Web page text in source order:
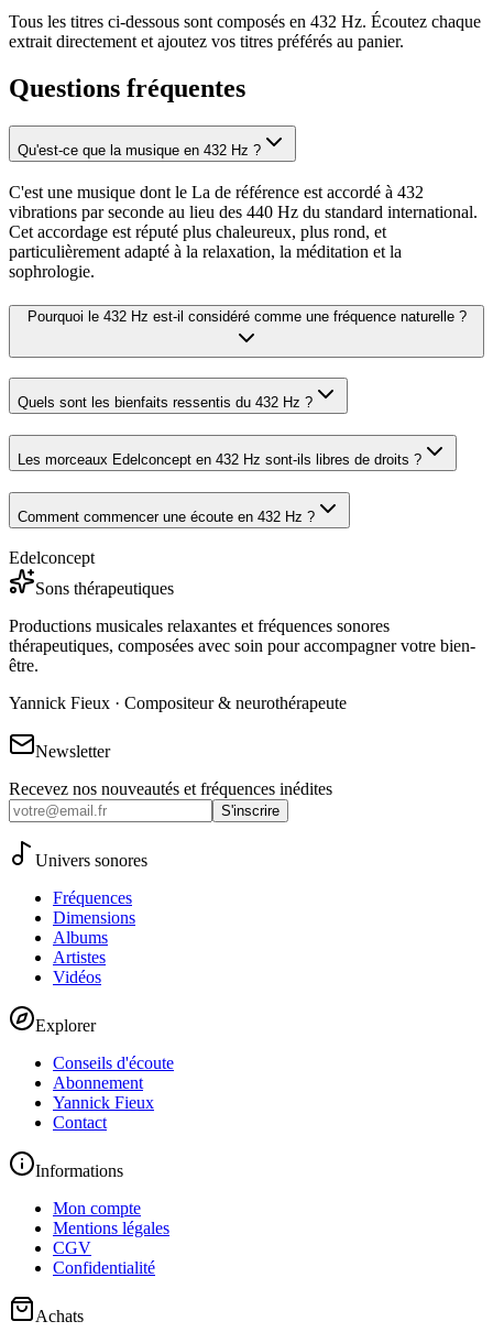
Tous les titres ci-dessous sont composés en 432 Hz. Écoutez chaque
extrait directement et ajoutez vos titres préférés au panier.
Questions fréquentes
Qu'est-ce que la musique en 432 Hz ?
C'est une musique dont le La de référence est accordé à 432
vibrations par seconde au lieu des 440 Hz du standard international.
Cet accordage est réputé plus chaleureux, plus rond, et
particulièrement adapté à la relaxation, la méditation et la
sophrologie.
Pourquoi le 432 Hz est-il considéré comme une fréquence naturelle ?
Quels sont les bienfaits ressentis du 432 Hz ?
Les morceaux Edelconcept en 432 Hz sont-ils libres de droits ?
Comment commencer une écoute en 432 Hz ?
Edelconcept
Sons thérapeutiques
Productions musicales relaxantes et fréquences sonores
thérapeutiques, composées avec soin pour accompagner votre bien-
être.
Yannick Fieux · Compositeur & neurothérapeute
Newsletter
Recevez nos nouveautés et fréquences inédites
S'inscrire
Univers sonores
Fréquences
Dimensions
Albums
Artistes
Vidéos
Explorer
Conseils d'écoute
Abonnement
Yannick Fieux
Contact
Informations
Mon compte
Mentions légales
CGV
Confidentialité
Achats